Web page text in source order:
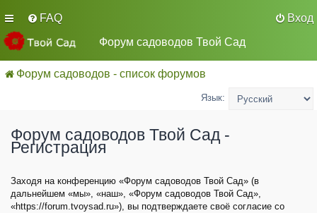
FAQ
Вход
Форум садоводов Твой Сад
Форум садоводов - список форумов
Язык:
Форум садоводов Твой Сад -
Регистрация
Заходя на конференцию «Форум садоводов Твой Сад» (в
дальнейшем «мы», «наш», «Форум садоводов Твой Сад»,
«https://forum.tvoysad.ru»), вы подтверждаете своё согласие со